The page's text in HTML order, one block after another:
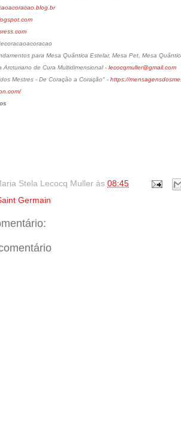
para Mesa Quântica Estelar, Mesa Pet, Mesa
Arcturiano de Cura Multidimensional - lecocqmuller@gmail.com
Mestres - De Coração a Coração" - https://
Stela Lecocq Muller às 08:45
Germain